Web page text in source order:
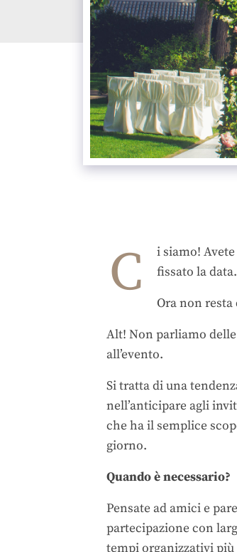
C
i siamo!
fissato la data.
Ora non
Alt! Non parliamo
all’evento.
Si tratta di una
nell’anticipare agli
che ha il semplice
giorno.
Quando è necessario?
Pensate ad amici e
partecipazione con
tempi organizzativi